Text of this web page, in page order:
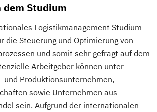
dem Studium
Logistikmanagement Studium
die Steuerung und Optimierung von
und somit sehr gefragt auf dem
Arbeitgeber können unter
und Produktionsunternehmen,
sowie Unternehmen aus
sein. Aufgrund der internationalen